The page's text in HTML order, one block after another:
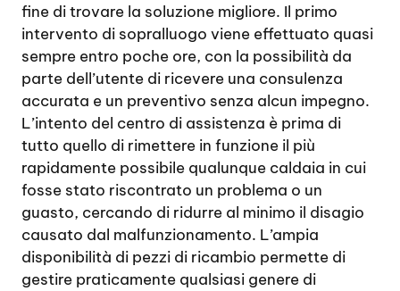
fine di trovare la soluzione migliore. Il primo
intervento di sopralluogo viene effettuato quasi
sempre entro poche ore, con la possibilità da
parte dell’utente di ricevere una consulenza
accurata e un preventivo senza alcun impegno.
L’intento del centro di assistenza è prima di
tutto quello di rimettere in funzione il più
rapidamente possibile qualunque caldaia in cui
fosse stato riscontrato un problema o un
guasto, cercando di ridurre al minimo il disagio
causato dal malfunzionamento. L’ampia
disponibilità di pezzi di ricambio permette di
gestire praticamente qualsiasi genere di